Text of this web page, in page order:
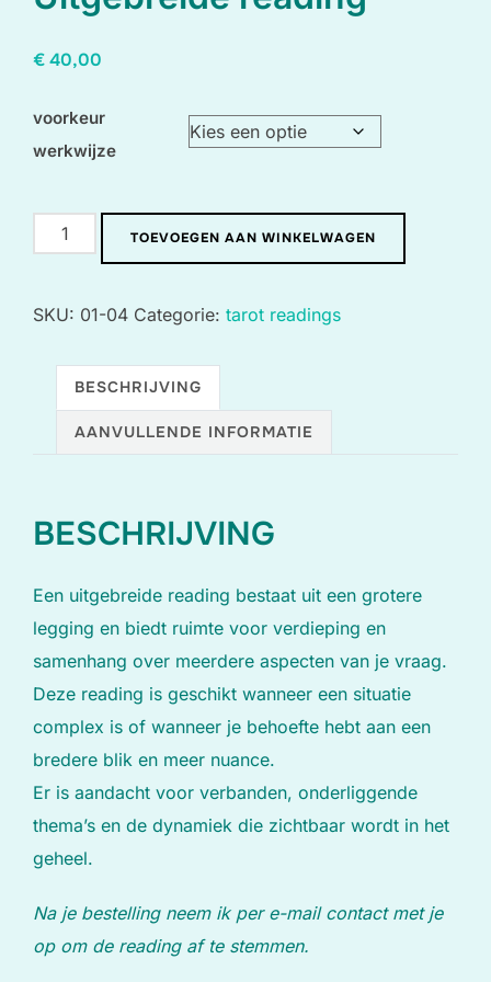
€40,00
voorkeur
werkwijze
Uitgebreide
reading
TOEVOEGEN AAN WINKELWAGEN
SKU: 01-04 Categorie: tarot readings
BESCHRIJVING
AANVULLENDE INFORMATIE
BESCHRIJVING
Een uitgebreide reading bestaat uit een grotere
legging en biedt ruimte voor verdieping en
samenhang over meerdere aspecten van je vraag.
Deze reading is geschikt wanneer een situatie
complex is of wanneer je behoefte hebt aan een
bredere blik en meer nuance.
Er is aandacht voor verbanden, onderliggende
thema’s en de dynamiek die zichtbaar wordt in het
geheel.
Na je bestelling neem ik per e-mail contact met je
op om de reading af te stemmen.